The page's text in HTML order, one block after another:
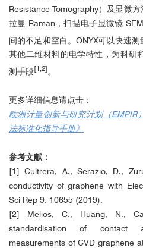
Resistance Tomography）及显微
拉曼-Raman，扫描电子显微镜-
间的不足和空白。ONYX可以快速
其他二维材料的电学特性，为科研
测手段[1,2] 。
更多详细信息请点击：
欧洲计量创新与研究计划（EMPIR
法标准化指导手册》
参考文献：
[1] Cultrera, A., Serazio, D.,
conductivity of graphene with
Sci Rep 9, 10655 (2019).
[2] Melios, C., Huang, N.,
standardisation of contact
measurements of CVD graphene